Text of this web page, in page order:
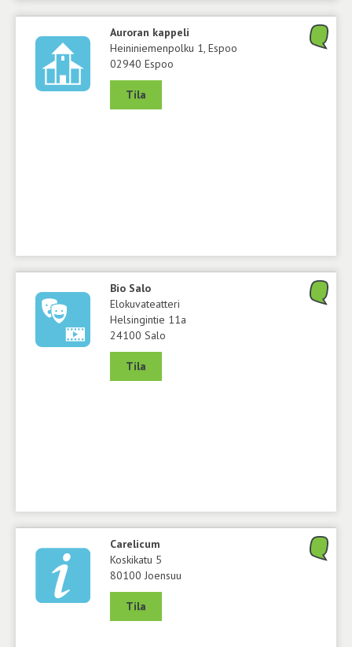
Auroran kappeli
Heininiemenpolku 1, Espoo
02940 Espoo
Tila
Bio Salo
Elokuvateatteri
Helsingintie 11a
24100 Salo
Tila
Carelicum
Koskikatu 5
80100 Joensuu
Tila